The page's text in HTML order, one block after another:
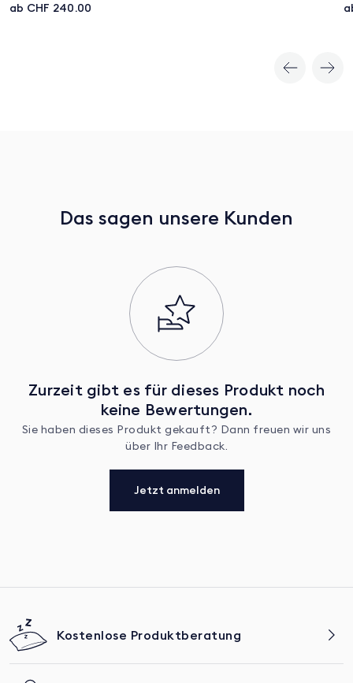
von 5
ab CHF 240.00
Das sagen unsere Kunden
Zurzeit gibt es für dieses Produkt noch
keine Bewertungen.
Sie haben dieses Produkt gekauft? Dann freuen wir uns
über Ihr Feedback.
Jetzt anmelden
Kostenlose Produktberatung